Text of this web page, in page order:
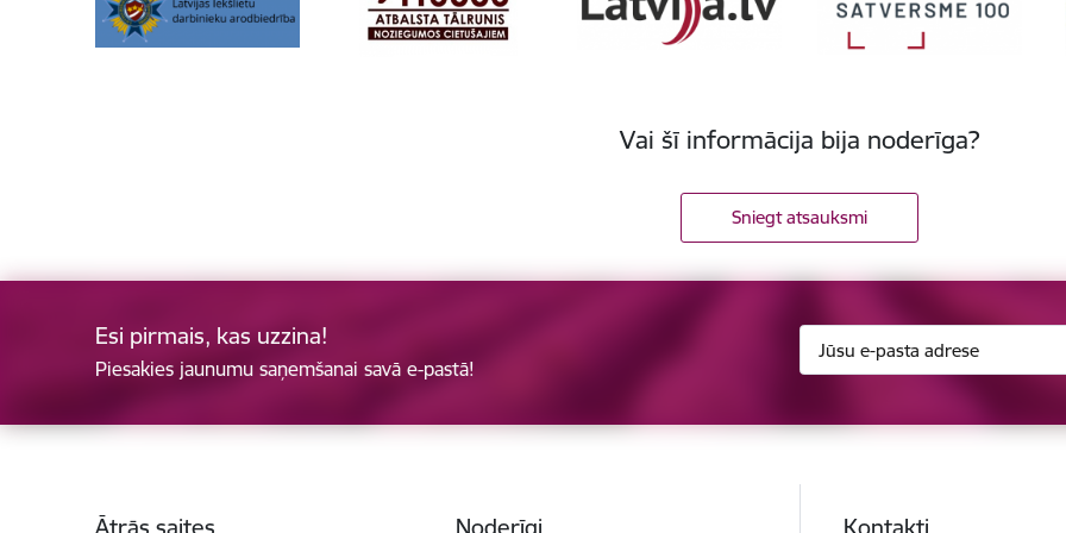
Vai šī informācija bija noderīga?
Sniegt atsauksmi
Esi pirmais, kas uzzina!
Piesakies jaunumu saņemšanai savā e-pastā!
Ātrās saites Noderīgi Kontakti